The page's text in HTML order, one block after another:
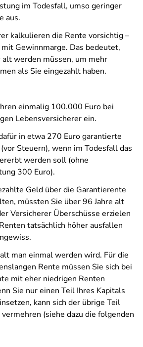
im Todesfall, umso geringer
aus.
kalkulieren die Rente vorsichtig –
Gewinnmarge. Das bedeutet,
alt werden müssen, um mehr
als Sie eingezahlt haben.
einmalig 100.000 Euro bei
Lebensversicherer ein.
in etwa 270 Euro garantierte
Steuern), wenn im Todesfall das
werden soll (ohne
300 Euro).
Geld über die Garantierente
müssten Sie über 96 Jahre alt
Versicherer Überschüsse erzielen
tatsächlich höher ausfallen
man einmal werden wird. Für die
Rente müssen Sie sich bei
mit eher niedrigen Renten
Sie nur einen Teil Ihres Kapitals
kann sich der übrige Teil
(siehe dazu die folgenden